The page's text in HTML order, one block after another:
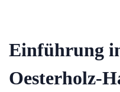
Einführung
Oesterholz-